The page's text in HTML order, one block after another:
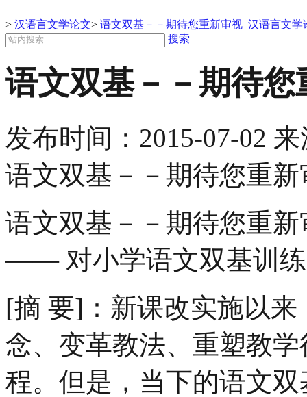
> 汉语言文学论文> 语文双基－－期待您重新审视_汉语言文学
搜索
语文双基－－期待
发布时间： 2015-07-02 来
语文双基－－期待您重
语文双基－－期待您重新
—— 对小学语文双基训
[摘 要]：新课改实施以
念、变革教法、重塑教
程。但是，当下的语文